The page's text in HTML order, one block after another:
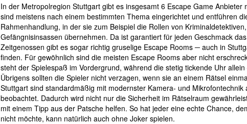
In der Metropolregion Stuttgart gibt es insgesamt 6 Escape Game
sind meistens nach einem bestimmten Thema eingerichtet und entführen
Rahmenhandlung, in der sie zum Beispiel die Rollen von
Gefängnisinsassen übernehmen. Da ist garantiert für jeden Geschmack
Zeitgenossen gibt es sogar richtig gruselige Escape Rooms ─ auch in
finden. Für gewöhnlich sind die meisten Escape Rooms aber nicht
steht der Spielespaß im Vordergrund, während die stetig tickende Uhr
Übrigens sollten die Spieler nicht verzagen, wenn sie an einem Rätsel
Stuttgart sind standardmäßig mit modernster Kamera- und
beobachtet. Dadurch wird nicht nur die Sicherheit im Rätselraum
mit einem Tipp aus der Patsche helfen. So hat jeder eine echte Chance,
nicht möchte, kann natürlich auch ohne Joker spielen.